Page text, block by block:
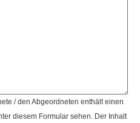
/ den Abgeordneten enthält einen
diesem Formular sehen. Der Inhalt